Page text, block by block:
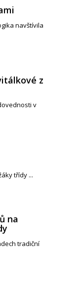
navštívila
z
v
třídy ...
na
tradiční